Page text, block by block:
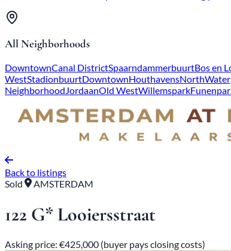
All Neighborhoods
DowntownCanal DistrictSpaarndammerbuurtBos en
WestStadionbuurtDowntownHouthavensNorth
NeighborhoodJordaanOld WestWillemspark
Back to listings
Sold
AMSTERDAM
122 G* Looiersstraat
Asking price: €425,000 (buyer pays closing costs)